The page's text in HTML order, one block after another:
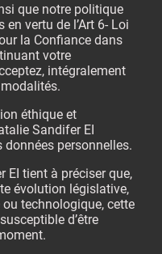
que notre politique
vertu de l’Art 6- Loi
la Confiance dans
votre
intégralement
éthique et
Sandifer EI
données personnelles.
EI tient à préciser que,
évolution législative,
technologique, cette
d’être